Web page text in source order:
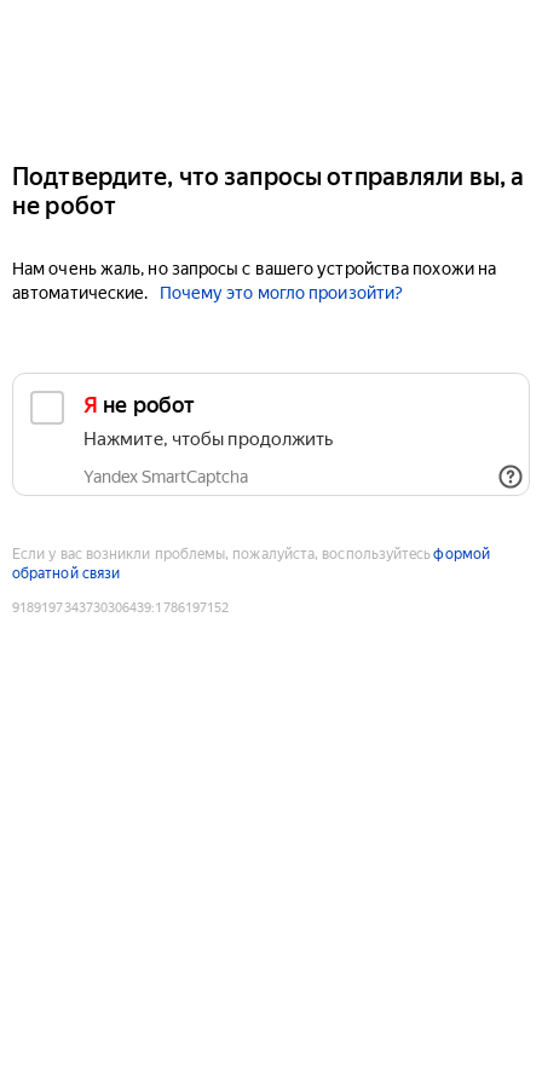
Подтвердите, что запросы отправляли вы, а
не робот
Нам очень жаль, но запросы с вашего устройства похожи на
автоматические.
Почему это могло произойти?
Я не робот
Нажмите, чтобы продолжить
Yandex SmartCaptcha
Если у вас возникли проблемы, пожалуйста, воспользуйтесьформой
обратной связи
9189197343730306439:1786197152